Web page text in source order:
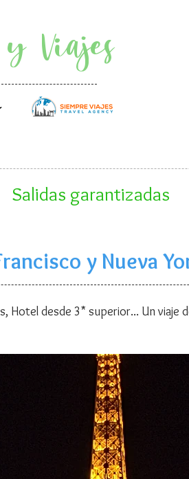
Viajes
Salidas garantizadas
y Nueva
Hotel desde 3* superior... Un